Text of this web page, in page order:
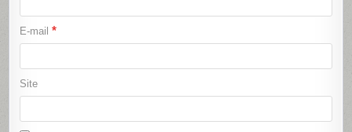
E-mail*
Site